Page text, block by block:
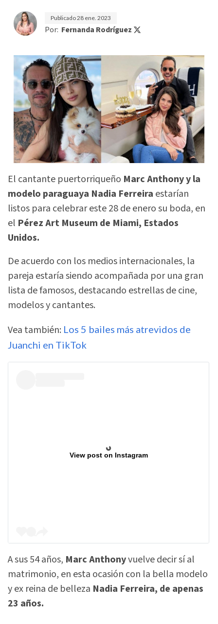
Publicado28 ene. 2023
Por: Fernanda Rodríguez
El cantante puertorriqueño Marc Anthony y la
modelo paraguaya Nadia Ferreira estarían
listos para celebrar este 28 de enero su boda, en
el Pérez Art Museum de Miami, Estados
Unidos.
De acuerdo con los medios internacionales, la
pareja estaría siendo acompañada por una gran
lista de famosos, destacando estrellas de cine,
modelos y cantantes.
Vea también: Los 5 bailes más atrevidos de
Juanchi en TikTok
View post on Instagram
A sus 54 años, Marc Anthonyvuelve decir sí al
matrimonio, en esta ocasión con la bella modelo
y ex reina de belleza Nadia Ferreira, de apenas
23 años.